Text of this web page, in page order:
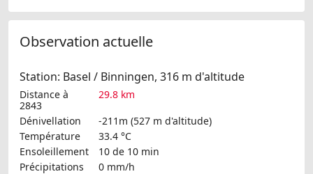
Observation actuelle
Station: Basel / Binningen, 316 m d'altitude
Distance à
2843
29.8 km
Dénivellation
-211m (527 m d'altitude)
Température
33.4 °C
Ensoleillement
10 de 10 min
Précipitations
0 mm/h